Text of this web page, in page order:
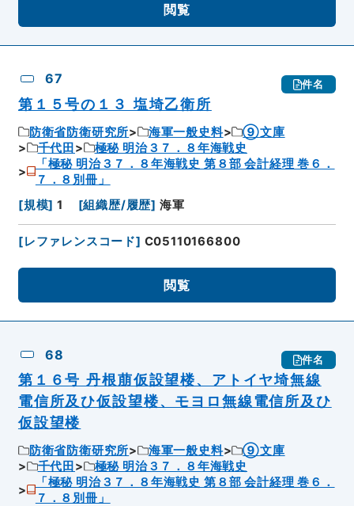
閲覧
67 件名
第１５号の１３ 塩埼乙衛所
防衛省防衛研究所 海軍一般史料
⑨文庫
千代田
極秘 明治３７．８年海戦史
「極秘 明治３７．８年海戦史 第８部 会計経理 巻６．
７．８別冊」
[規模] 1 [組織歴/履歴] 海軍
[レファレンスコード] C05110166800
閲覧
68 件名
第１６号 丹根萠仮設望楼、アトイヤ埼無線
電信所及ひ仮設望楼、モヨロ無線電信所及ひ
仮設望楼
防衛省防衛研究所 海軍一般史料
⑨文庫
千代田
極秘 明治３７．８年海戦史
「極秘 明治３７．８年海戦史 第８部 会計経理 巻６．
７．８別冊」